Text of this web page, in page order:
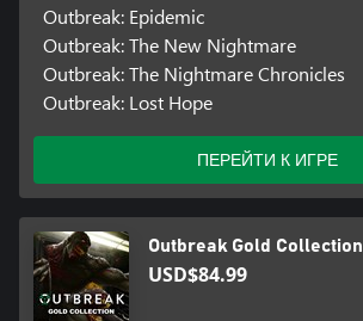
Outbreak: Epidemic
Outbreak: The New Nightmare
Outbreak: The Nightmare Chronicles
Outbreak: Lost Hope
ПЕРЕЙТИ К ИГРЕ
Outbreak Gold Collection
USD$84.99